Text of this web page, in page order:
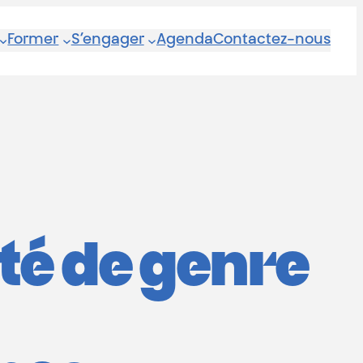
Former S’engager AgendaContactez-nous
de genre